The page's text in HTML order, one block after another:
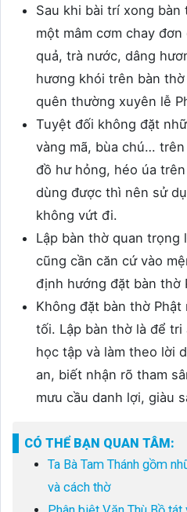
Sau khi bài trí xong
một mâm cơm chay
quả, trà nước, dâng
hương khói trên bàn
quên thường xuyên lễ
Tuyệt đối không đặt
vàng mã, bùa chú…
đồ hư hỏng, héo úa
dùng được thì nên sử
không vứt đi.
Lập bàn thờ quan trọng
cũng cần căn cứ vào
định hướng đặt bàn thờ
Không đặt bàn thờ
tối. Lập bàn thờ là để
học tập và làm theo lời
an, biết nhận rõ tham
mưu cầu danh lợi, giàu
CÓ THỂ BẠN QUAN TÂM:
Ta Bà Tam Thánh gồm
và cách thờ